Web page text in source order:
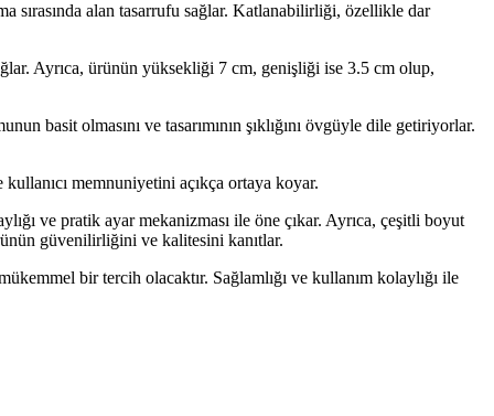
sırasında alan tasarrufu sağlar. Katlanabilirliği, özellikle dar
Ayrıca, ürünün yüksekliği 7 cm, genişliği ise 3.5 cm olup,
basit olmasını ve tasarımının şıklığını övgüyle dile getiriyorlar.
memnuniyetini açıkça ortaya koyar.
ve pratik ayar mekanizması ile öne çıkar. Ayrıca, çeşitli boyut
güvenilirliğini ve kalitesini kanıtlar.
bir tercih olacaktır. Sağlamlığı ve kullanım kolaylığı ile